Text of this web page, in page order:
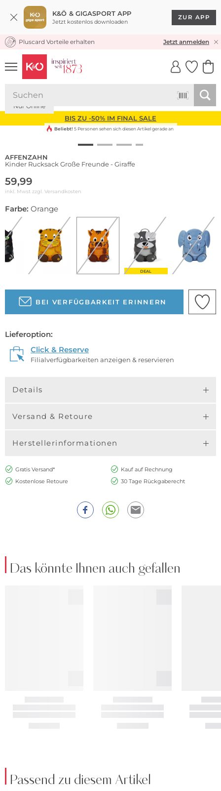
K&Ö & GIGASPORT APP
Jetzt kostenlos downloaden
ZUR APP
KOSTENLOSER VERSAND* & RÜCKVERSAND
Pluscard Vorteile erhalten Jetzt anmelden
UNSERE APP
CLICK &
BIS ZU -50% IM FINAL SALE
Nur Online
Beliebt! 5 Personen sehen sich diesen Artikel gerade an
AFFENZAHN
Kinder Rucksack Große Freunde - Giraffe
59,99
inkl. Mwst zzgl. Versandkosten
Farbe: Orange
DEAL
BEI VERFÜGBARKEIT ERINNERN
Lieferoption:
Click & Reserve
Filialverfügbarkeiten anzeigen & reservieren
Details
Versand & Retoure
Herstellerinformationen
Gratis Versand*
Kauf auf Rechnung
Kostenlose Retoure
30 Tage Rückgaberecht
Das könnte Ihnen auch gefallen
Passend zu diesem Artikel